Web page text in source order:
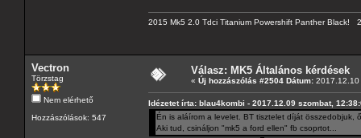
2015 Mk5 2.0 Tdci Titanium Powershift Panther
Vectron
Törzstag
Nem elérhető
Hozzászólások: 547
Válasz: MK5 Általános kérdések
« Új hozzászólás #2504 Dátum:
Idézetet írta: blau4kombi - 2017.12.09 szombat,
Én is aláírom a levelet. BT tisztelet díját összedobjuk,
Aki tud, csináljon "mk5 a ford ellen" fb csoprtot...